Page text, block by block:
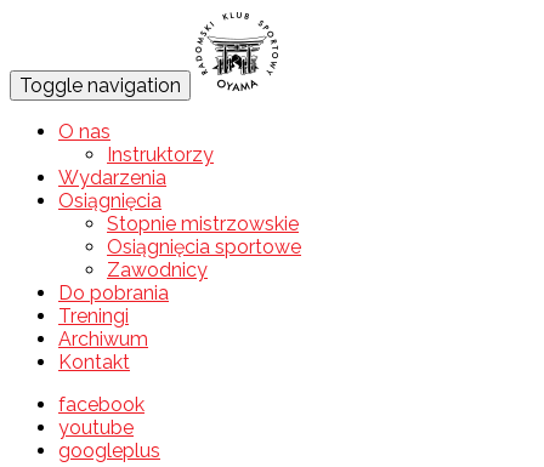
Toggle navigation
O nas
Instruktorzy
Wydarzenia
Osiągnięcia
Stopnie mistrzowskie
Osiągnięcia sportowe
Zawodnicy
Do pobrania
Treningi
Archiwum
Kontakt
facebook
youtube
googleplus